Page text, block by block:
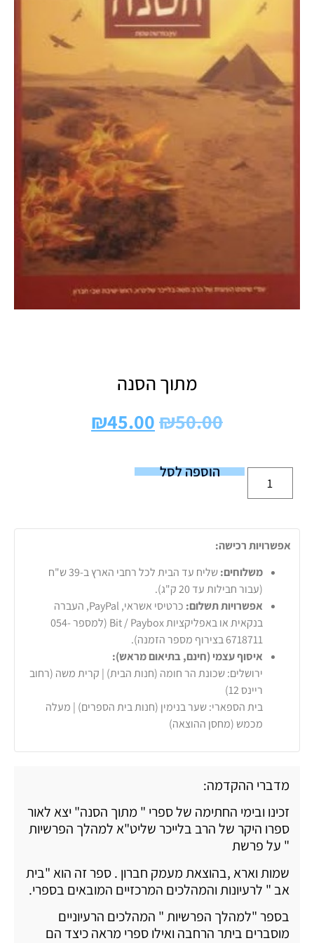
מתוך הסנה
₪50.00
₪45.00
הוספה לסל
אפשרויות רכישה:
משלוחים:
שליח עד הבית לכל רחבי הארץ ב-39 ש"ח
(עבור חבילות עד 20 ק"ג).
אפשרויות תשלום:
כרטיסי אשראי, PayPal, העברה
בנקאית או באפליקציות Bit / Paybox (למספר 054-
6718711 בצירוף מספר הזמנה).
איסוף עצמי (חינם, בתיאום מראש):
ירושלים: שכונת הר חומה (חנות הבית) | קרית משה (רחוב
ריינס 12)
בית הספארי: שער בנימין (חנות בית הספרים) | מעלה
מכמש (מחסן ההוצאה)
מדברי ההקדמה:
זכינו ובימי החתימה של ספרי " מתוך הסנה" יצא לאור
ספרו היקר של הרב בלייכר שליט"א למהלך הפרשיות
" על פרשת
שמות וארא ,בהוצאת מעמק חברון . ספר זה הוא "בית
אב " לרעיונות והמהלכים המרכזיים המובאים בספרי.
בספר "למהלך הפרשיות " המהלכים הרעיוניים
מוסברים ביתר הרחבה ואילו ספרי מראה כיצד הם